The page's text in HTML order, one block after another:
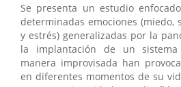
Se presenta un estudio
determinadas emociones (miedo,
y estrés) generalizadas por la
la implantación de un
manera improvisada han
en diferentes momentos de su